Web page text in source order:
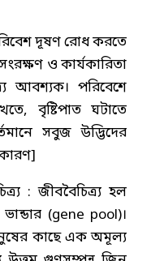
দূষণ রোধ করতে
ও কার্যকারিতা
আবশ্যক। পরিবেশে
বৃষ্টিপাত ঘটাতে
সবুজ উদ্ভিদের
: জীববৈচিত্র্য হল
(gene pool)।
কাছে এক অমূল্য